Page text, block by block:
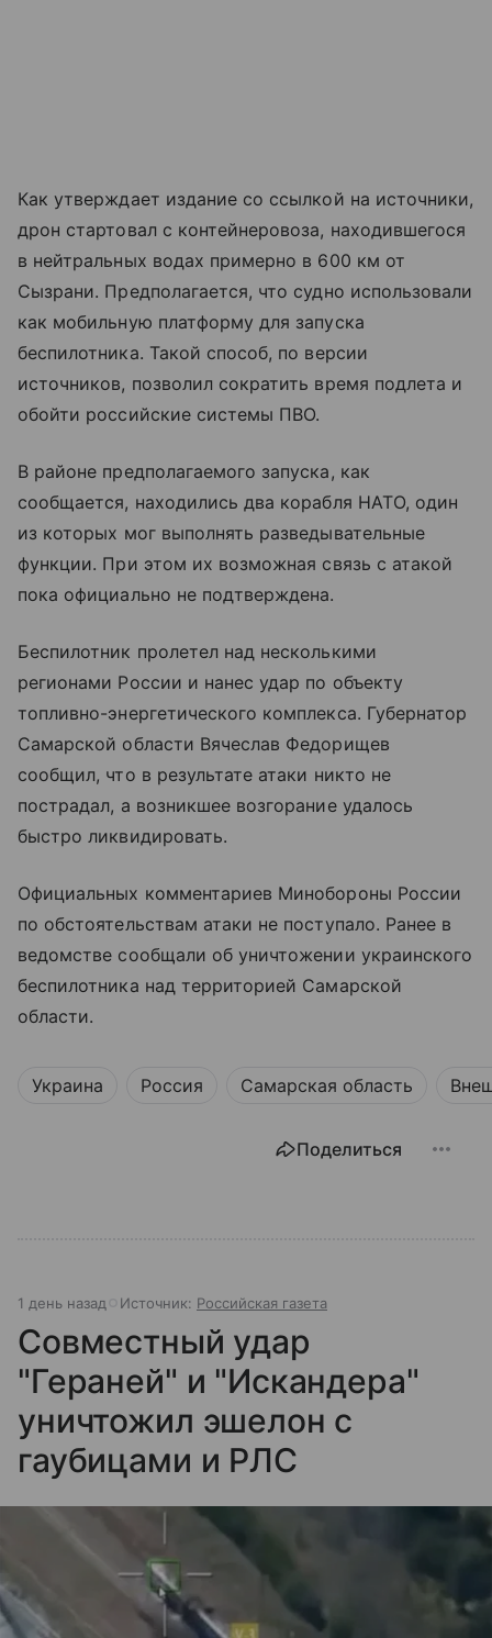
Как утверждает издание со ссылкой на источники,
дрон стартовал с контейнеровоза, находившегося
в нейтральных водах примерно в 600 км от
Сызрани. Предполагается, что судно использовали
как мобильную платформу для запуска
беспилотника. Такой способ, по версии
источников, позволил сократить время подлета и
обойти российские системы ПВО.
В районе предполагаемого запуска, как
сообщается, находились два корабля НАТО, один
из которых мог выполнять разведывательные
функции. При этом их возможная связь с атакой
пока официально не подтверждена.
Беспилотник пролетел над несколькими
регионами России и нанес удар по объекту
топливно-энергетического комплекса. Губернатор
Самарской области Вячеслав Федорищев
сообщил, что в результате атаки никто не
пострадал, а возникшее возгорание удалось
быстро ликвидировать.
Официальных комментариев Минобороны России
по обстоятельствам атаки не поступало. Ранее в
ведомстве сообщали об уничтожении украинского
беспилотника над территорией Самарской
области.
Украина Россия Самарская область
Поделиться
1 день назад Источник: Российская газета
Совместный удар
"Гераней" и "Искандера"
уничтожил эшелон с
гаубицами и РЛС